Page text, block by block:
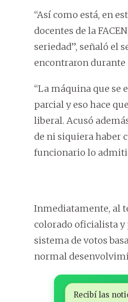
“Así como está, en
docentes de la
seriedad”, señaló el
encontraron durante
“La máquina que
parcial y eso hace
liberal. Acusó
de ni siquiera haber
funcionario lo
Inmediatamente, al
colorado oficialista y
sistema de votos
normal
Recibí las